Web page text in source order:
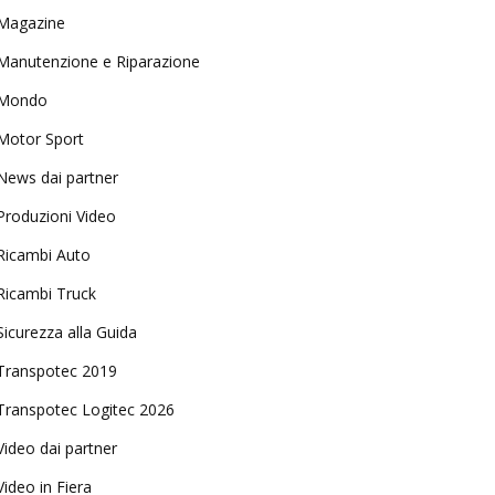
e Riparazione
Sport
dai partner
Video
Auto
Truck
alla Guida
2019
Logitec 2026
dai partner
in Fiera